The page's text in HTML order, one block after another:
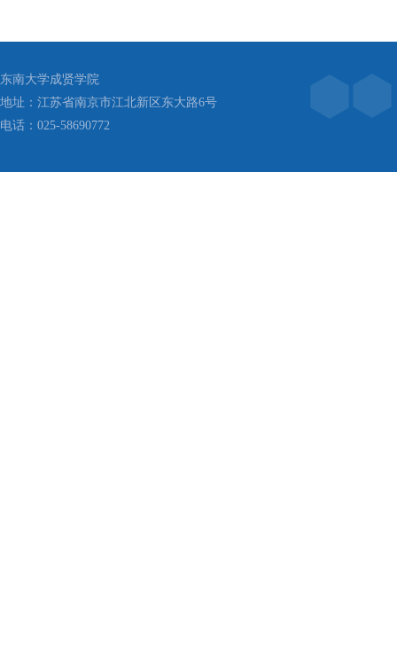
东南大学成贤学院
地址：江苏省南京市江北新区东大路6号
电话：025-58690772